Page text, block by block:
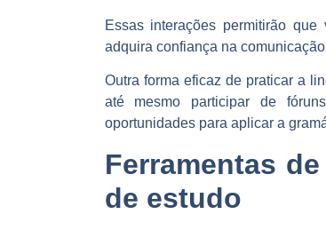
Essas interações permitirão
adquira confiança na
Outra forma eficaz de praticar a
até mesmo participar de
oportunidades para aplicar a
Ferramentas
de estudo